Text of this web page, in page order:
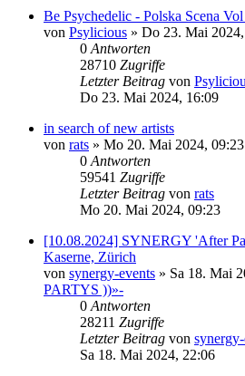
Be Psychedelic - Polska Scena
von Psylicious » Do 23. Mai
0 Antworten
28710 Zugriffe
Letzter Beitrag von
Do 23. Mai 2024, 16:09
in search of new artists
von rats » Mo 20. Mai 2024, 09:23
0 Antworten
59541 Zugriffe
Letzter Beitrag von rats
Mo 20. Mai 2024, 09:23
[10.08.2024] SYNERGY 'After
Kaserne, Zürich
von synergy-events » Sa 18. Mai
PARTYS ))»-
0 Antworten
28211 Zugriffe
Letzter Beitrag von
Sa 18. Mai 2024, 22:06